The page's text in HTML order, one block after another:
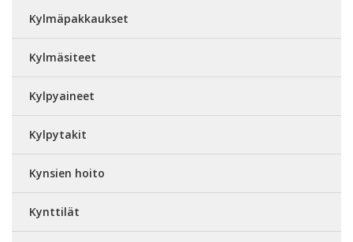
Kylmäpakkaukset
Kylmäsiteet
Kylpyaineet
Kylpytakit
Kynsien hoito
Kynttilät